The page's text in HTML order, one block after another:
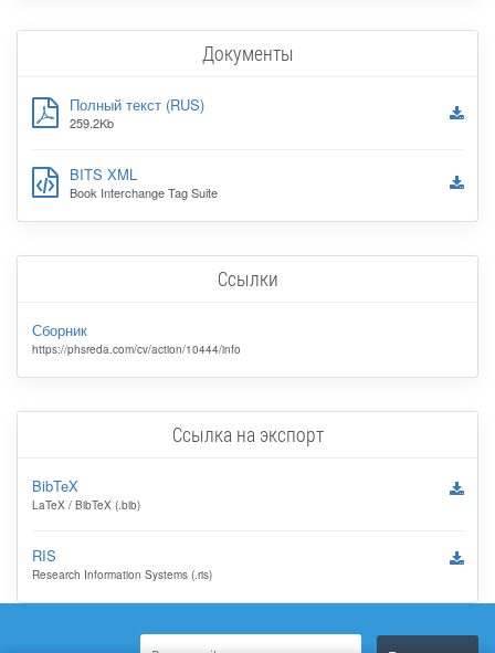
Документы
Полный текст (RUS)
259.2Kb
BITS XML
Book Interchange Tag Suite
Ссылки
Сборник
https://phsreda.com/cv/action/10444/info
Ссылка на экспорт
BibTeX
LaTeX / BibTeX (.bib)
RIS
Research Information Systems (.ris)